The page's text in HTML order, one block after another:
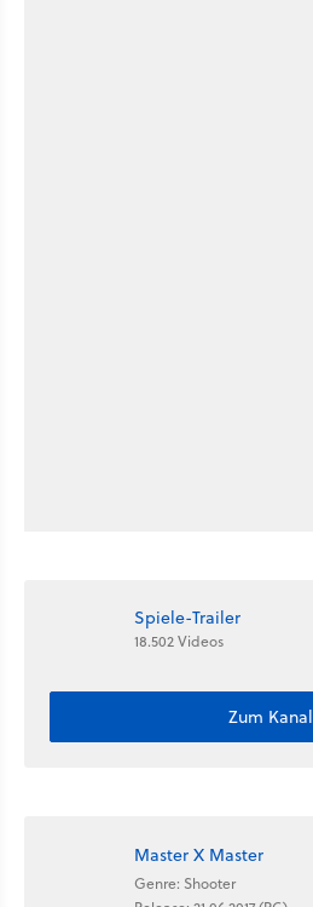
Spiele-Trailer
18.502 Videos
Zum Kanal
Master X Master
Genre: Shooter